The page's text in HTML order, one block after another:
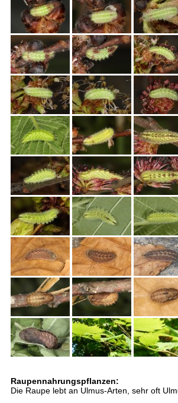
Raupennahrungspflanzen:
Die Raupe lebt an Ulmus-Arten, sehr oft